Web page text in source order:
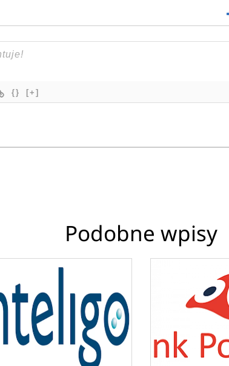
{} [+]
Podobne wpisy